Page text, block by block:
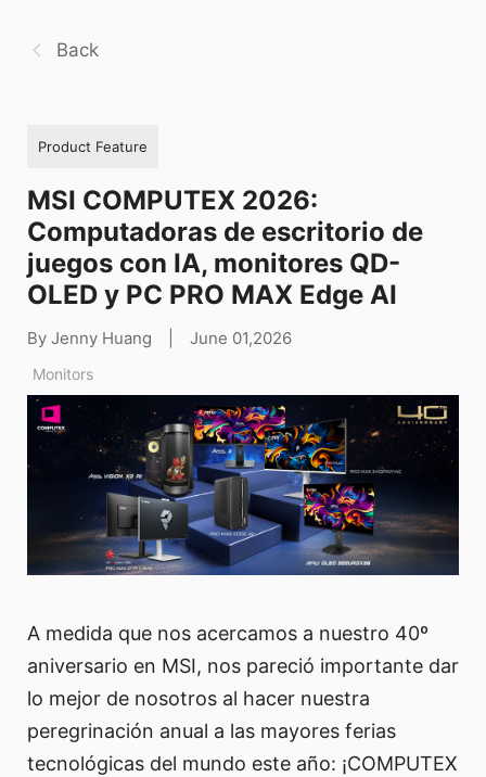
Back
Product Feature
MSI COMPUTEX 2026:
Computadoras de escritorio de
juegos con IA, monitores QD-
OLED y PC PRO MAX Edge AI
By Jenny Huang June 01,2026
Monitors
A medida que nos acercamos a nuestro 40º
aniversario en MSI, nos pareció importante dar
lo mejor de nosotros al hacer nuestra
peregrinación anual a las mayores ferias
tecnológicas del mundo este año: ¡COMPUTEX